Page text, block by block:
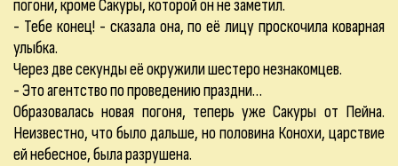
погони, кроме Сакуры, которой он не заметил.
- Тебе конец! - сказала она, по её лицу проскочила коварная
улыбка.
Через две секунды её окружили шестеро незнакомцев.
- Это агентство по проведению праздни…
Образовалась новая погоня, теперь уже Сакуры от Пейна.
Неизвестно, что было дальше, но половина Конохи, царствие
ей небесное, была разрушена.